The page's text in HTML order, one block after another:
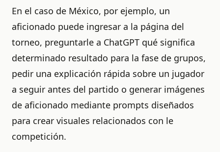
En el caso de México, por ejemplo, un
aficionado puede ingresar a la página del
torneo, preguntarle a ChatGPT qué significa
determinado resultado para la fase de grupos,
pedir una explicación rápida sobre un jugador
a seguir antes del partido o generar imágenes
de aficionado mediante prompts diseñados
para crear visuales relacionados con le
competición.